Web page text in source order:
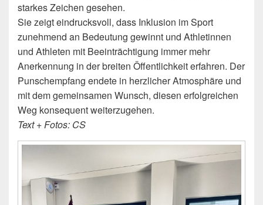
starkes Zeichen gesehen.
Sie zeigt eindrucksvoll, dass Inklusion im Sport
zunehmend an Bedeutung gewinnt und Athletinnen
und Athleten mit Beeinträchtigung immer mehr
Anerkennung in der breiten Öffentlichkeit erfahren. Der
Punschempfang endete in herzlicher Atmosphäre und
mit dem gemeinsamen Wunsch, diesen erfolgreichen
Weg konsequent weiterzugehen.
Text + Fotos: CS